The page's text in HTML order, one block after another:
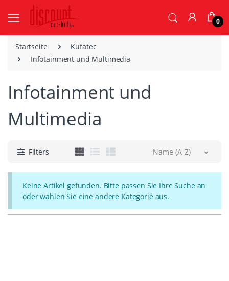
0
Startseite
Kufatec
Infotainment und Multimedia
Infotainment und
Multimedia
Filters Name (A-Z)
Keine Artikel gefunden. Bitte passen Sie Ihre Suche an
oder wählen Sie eine andere Kategorie aus.